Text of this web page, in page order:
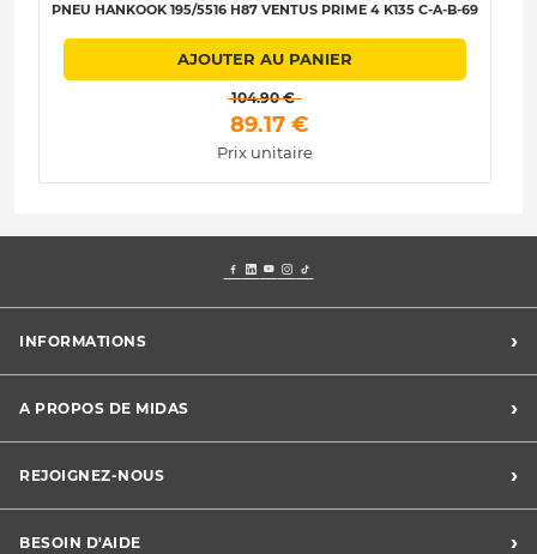
PNEU HANKOOK 195/5516 H87 VENTUS PRIME 4 K135 C-A-B-69
AJOUTER AU PANIER
104.90 €
89.17 €
Prix unitaire
INFORMATIONS ›
Charte des cookies
Charte des données personnelles
CGV
Conditions de promotions
A PROPOS DE MIDAS ›
Midas France
Développement durable
REJOIGNEZ-NOUS ›
Devenez franchisé
BESOIN D'AIDE ›